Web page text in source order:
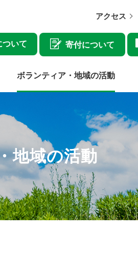
ついて 寄付について
ボランティア・地域の活動
アクセス
地域の活動